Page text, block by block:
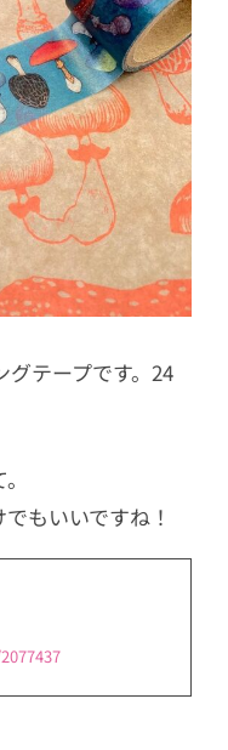
グテープです。24
もいいですね！